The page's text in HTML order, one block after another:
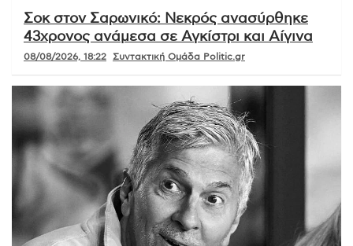
Σοκ στον Σαρωνικό: Νεκρός ανασύρθηκε
43χρονος ανάμεσα σε Αγκίστρι και Αίγινα
08/08/2026, 18:22 Συντακτική Ομάδα Politic.gr